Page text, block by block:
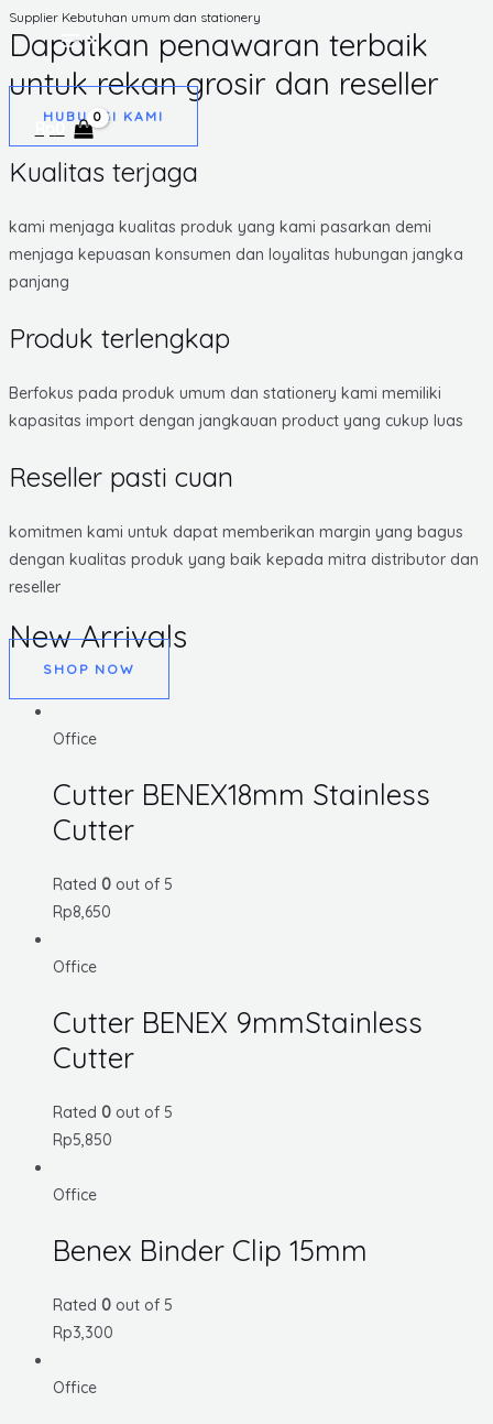
Skip
content
MAIN
MENU
Supplier Kebutuhan umum dan stationery
Dapatkan penawaran terbaik
untuk rekan grosir dan reseller
HUBUNGI KAMI
Kualitas terjaga
kami menjaga kualitas produk yang kami pasarkan demi
menjaga kepuasan konsumen dan loyalitas hubungan jangka
panjang
Produk terlengkap
Berfokus pada produk umum dan stationery kami memiliki
kapasitas import dengan jangkauan product yang cukup luas
Reseller pasti cuan
komitmen kami untuk dapat memberikan margin yang bagus
dengan kualitas produk yang baik kepada mitra distributor dan
reseller
New Arrivals
SHOP NOW
Office
Cutter BENEX18mm Stainless
Cutter
Rated 0 out of 5
Rp8,650
Office
Cutter BENEX 9mmStainless
Cutter
Rated 0 out of 5
Rp5,850
Office
Benex Binder Clip 15mm
Rated 0 out of 5
Rp3,300
Office